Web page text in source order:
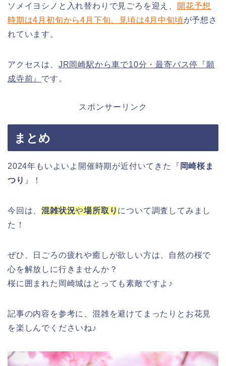
ソメイヨシノと入れ替わりで見ごろを迎え、
開花予想
時期は4月初旬から4月下旬、見頃は4月中旬頃が予想さ
れています。
アクセスは、 JR岡崎駅から車で10分・最寄バス停『願
成寺前』 です。
スポンサーリンク
まとめ
2024年もいよいよ開催時期が近付いてきた『 岡崎桜ま
つり 』！
今回は、混雑状況や場所取り について調査してみまし
た！
ぜひ、日ごろの疲れや癒しが欲しい方は、自然の桜で
心を解放しに行きませんか？
桜に囲まれた岡崎城はとっても素敵ですよ♪
記事の内容を参考に、混雑を避けてまったりとお花見
を楽しんでくださいね♪